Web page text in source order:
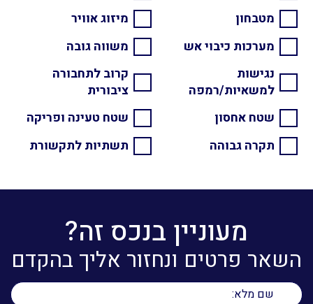
מטבחון
מיזוג אוויר
מערכות כיבוי אש
משווה גובה
נגישות
למשאיות/רמפה
קרוב לתחבורה
ציבורית
שטח אחסון
שטח טעינה ופריקה
תקרה גבוהה
תשתיות לתקשורת
מעוניין בנכס זה?
השאר פרטים ונחזור אליך בהקדם